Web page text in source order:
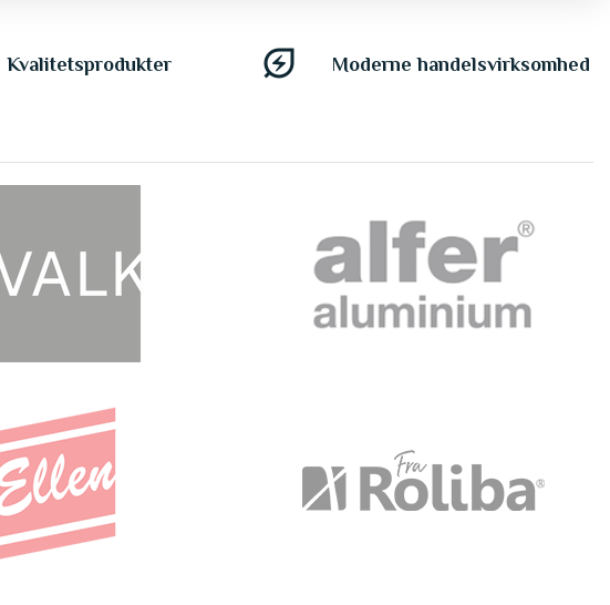
Kvalitetsprodukter energy_savings_leaf Moderne handelsvirksomhed